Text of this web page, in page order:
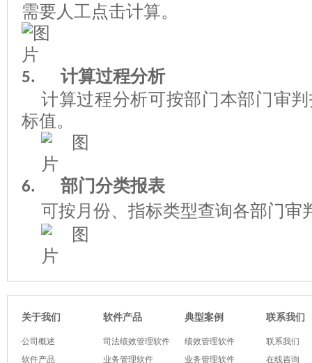
需要人工点击计算。
5. 计算过程分析
计算过程分析可按部门本部门 审
标值。
6.
部门分类报表
可按月份、指标类型查询各部门审
关于我们
公司概述
软件产品
软件产品
司法绩效管理软件
业务管理软件
典型案例
绩效管理软件
业务管理软件
联系我们
联系我们
在线咨询